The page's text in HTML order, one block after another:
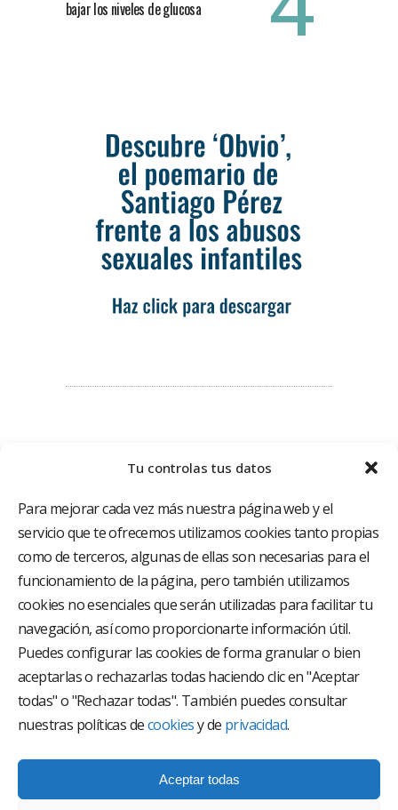
Tu controlas tus datos
Para mejorar cada vez más nuestra página web y el
servicio que te ofrecemos utilizamos cookies tanto propias
como de terceros, algunas de ellas son necesarias para el
funcionamiento de la página, pero también utilizamos
cookies no esenciales que serán utilizadas para facilitar tu
navegación, así como proporcionarte información útil.
Puedes configurar las cookies de forma granular o bien
aceptarlas o rechazarlas todas haciendo clic en "Aceptar
todas" o "Rechazar todas". También puedes consultar
nuestras políticas decookiesy de privacidad.
Aceptar todas
bajar los niveles de glucosa
El Grupo Hospitalario HLA es uno de los proveedores
hospitalarios con mayor presencia en España, creado
con el objetivo de proporcionar el acceso a una
asistencia sanitaria de alto nivel. Nuestra red asistencial
está compuesta por 18 hospitales y 37 centros médicos
multiespecialidad.
Síguenos en